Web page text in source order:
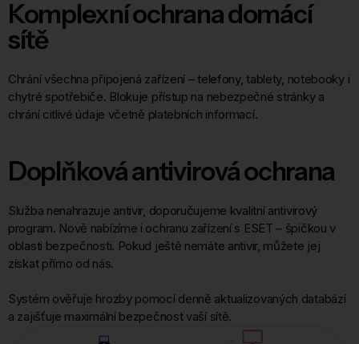
Komplexní ochrana domácí
sítě
Chrání všechna připojená zařízení – telefony, tablety, notebooky i
chytré spotřebiče. Blokuje přístup na nebezpečné stránky a
chrání citlivé údaje včetně platebních informací.
Doplňková antivirová ochrana
Služba nenahrazuje antivir, doporučujeme kvalitní antivirový
program. Nově nabízíme i ochranu zařízení s ESET – špičkou v
oblasti bezpečnosti. Pokud ještě nemáte antivir, můžete jej
získat přímo od nás.
Systém ověřuje hrozby pomocí denně aktualizovaných databází
a zajišťuje maximální bezpečnost vaší sítě.